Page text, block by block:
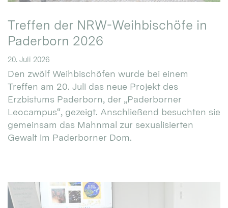
Treffen der NRW-Weihbischöfe in
Paderborn 2026
20. Juli 2026
Den zwölf Weihbischöfen wurde bei einem
Treffen am 20. Juli das neue Projekt des
Erzbistums Paderborn, der „Paderborner
Leocampus“, gezeigt. Anschließend besuchten sie
gemeinsam das Mahnmal zur sexualisierten
Gewalt im Paderborner Dom.